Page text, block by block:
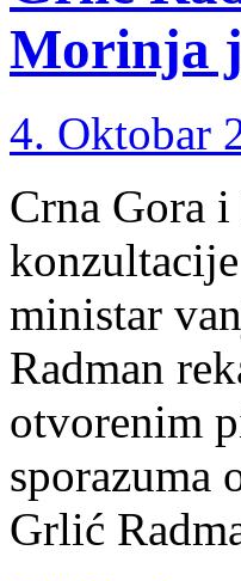
Morinja
4. Oktobar
Crna Gora
ministar
Radman
otvorenim
sporazuma
Grlić